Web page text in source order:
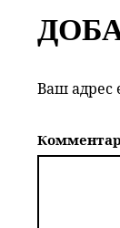
Ваш адрес